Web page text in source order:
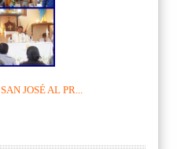
JOSÉ AL PR...